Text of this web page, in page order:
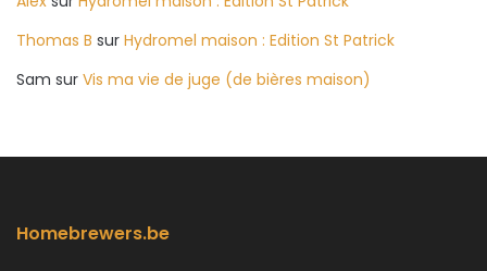
Thomas B sur Hydromel maison : Edition St Patrick
Sam sur Vis ma vie de juge (de bières maison)
Homebrewers.be